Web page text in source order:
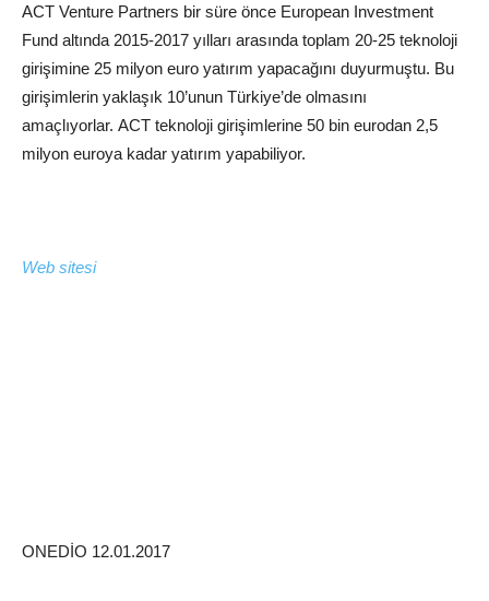
ACT Venture Partners bir süre önce European Investment
Fund altında 2015-2017 yılları arasında toplam 20-25 teknoloji
girişimine 25 milyon euro yatırım yapacağını duyurmuştu. Bu
girişimlerin yaklaşık 10’unun Türkiye’de olmasını
amaçlıyorlar. ACT teknoloji girişimlerine 50 bin eurodan 2,5
milyon euroya kadar yatırım yapabiliyor.
Web sitesi
ONEDİO 12.01.2017